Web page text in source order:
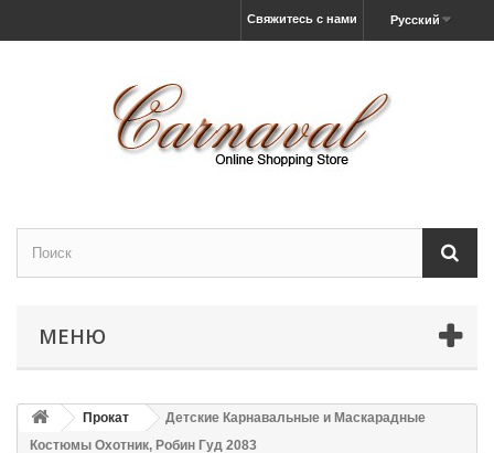
Русский
Свяжитесь с нами
МЕНЮ
Прокат
Детские Карнавальные и Маскарадные
Костюмы Охотник, Робин Гуд 2083